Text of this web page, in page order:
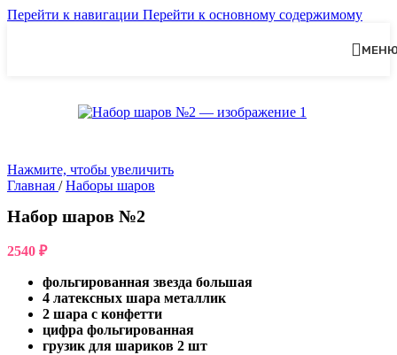
Перейти к навигации Перейти к основному содержимому
Нажмите, чтобы увеличить
Главная / Наборы шаров
Набор шаров №2
2540 ₽
фольгированная звезда большая
4 латексных шара металлик
2 шара с конфетти
цифра фольгированная
грузик для шариков 2 шт